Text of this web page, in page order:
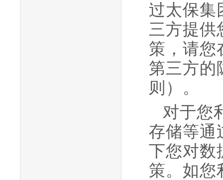
过太保集
三方提供
策，请您
第三方的
则）。
对于您
存储等通
下您对数
策。 如您